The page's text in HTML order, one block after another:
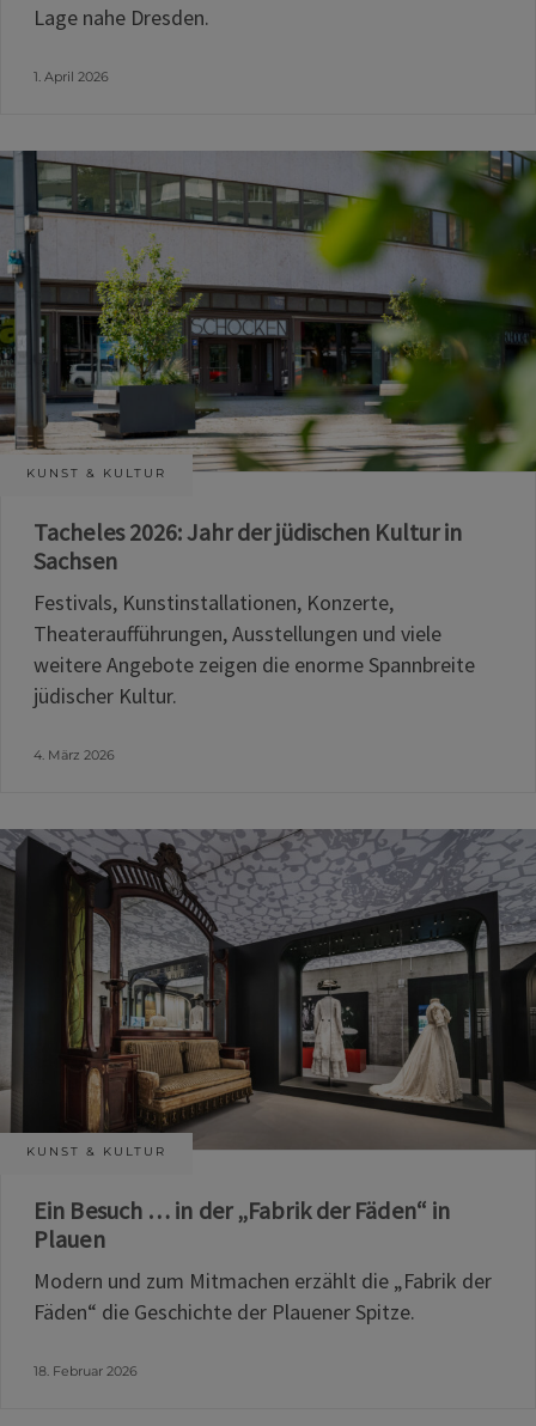
Lage nahe Dresden.
1. April 2026
KUNST & KULTUR
Tacheles 2026: Jahr der jüdischen Kultur in
Sachsen
Festivals, Kunstinstallationen, Konzerte,
Theateraufführungen, Ausstellungen und viele
weitere Angebote zeigen die enorme Spannbreite
jüdischer Kultur.
4. März 2026
KUNST & KULTUR
Ein Besuch … in der „Fabrik der Fäden“ in
Plauen
Modern und zum Mitmachen erzählt die „Fabrik der
Fäden“ die Geschichte der Plauener Spitze.
18. Februar 2026